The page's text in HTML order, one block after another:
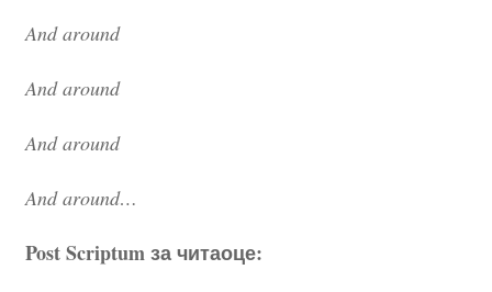
And around
And around
And around
And around…
PostScriptumза читаоце: